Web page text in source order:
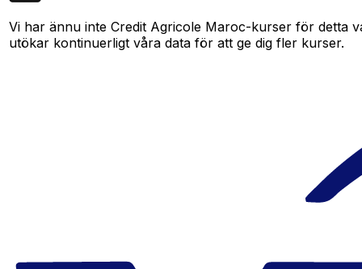
Vi har ännu inte Credit Agricole Maroc-kurser för detta
utökar kontinuerligt våra data för att ge dig fler kurser.